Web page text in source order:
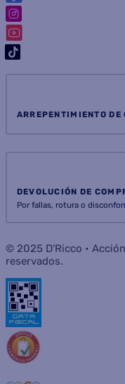
ARREPENTIMIENTO DE
DEVOLUCIÓN DE
Por fallas, rotura o
© 2025 D'Ricco •
reservados.